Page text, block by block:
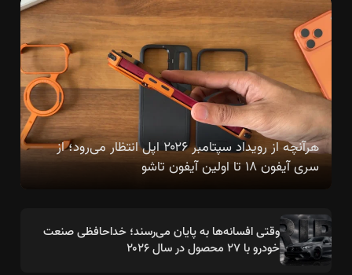
هرآنچه از رویداد سپتامبر ۲۰۲۶ اپل انتظار می‌رود؛ از
سری آیفون ۱۸ تا اولین آیفون تاشو
وقتی افسانه‌ها به پایان می‌رسند؛ خداحافظی صنعت
خودرو با ۲۷ محصول در سال ۲۰۲۶